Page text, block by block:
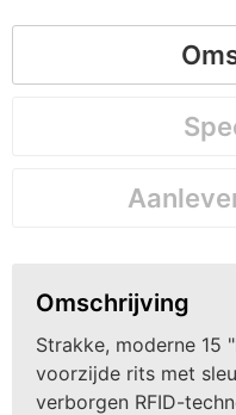
Omschrijving
Strakke, moderne 15
voorzijde rits met
verborgen RFID-